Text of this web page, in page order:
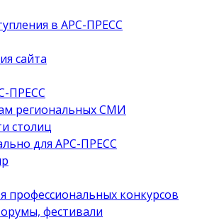
в АРС-ПРЕСС
сайта
ПРЕСС
региональных СМИ
столиц
для АРС-ПРЕСС
профессиональных конкурсов
фестивали